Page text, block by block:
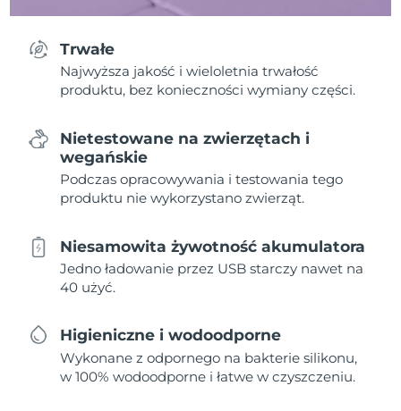
Trwałe
Najwyższa jakość i wieloletnia trwałość
produktu, bez konieczności wymiany części.
Nietestowane na zwierzętach i
wegańskie
Podczas opracowywania i testowania tego
produktu nie wykorzystano zwierząt.
Niesamowita żywotność akumulatora
Jedno ładowanie przez USB starczy nawet na
40 użyć.
Higieniczne i wodoodporne
Wykonane z odpornego na bakterie silikonu,
w 100% wodoodporne i łatwe w czyszczeniu.